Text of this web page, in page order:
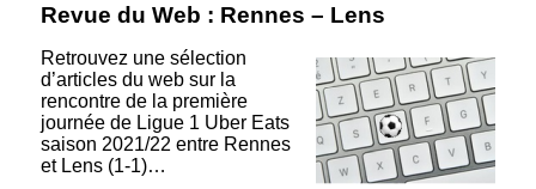
Revue du Web : Rennes – Lens
Retrouvez une sélection
d’articles du web sur la
rencontre de la première
journée de Ligue 1 Uber Eats
saison 2021/22 entre Rennes
et Lens (1-1)…